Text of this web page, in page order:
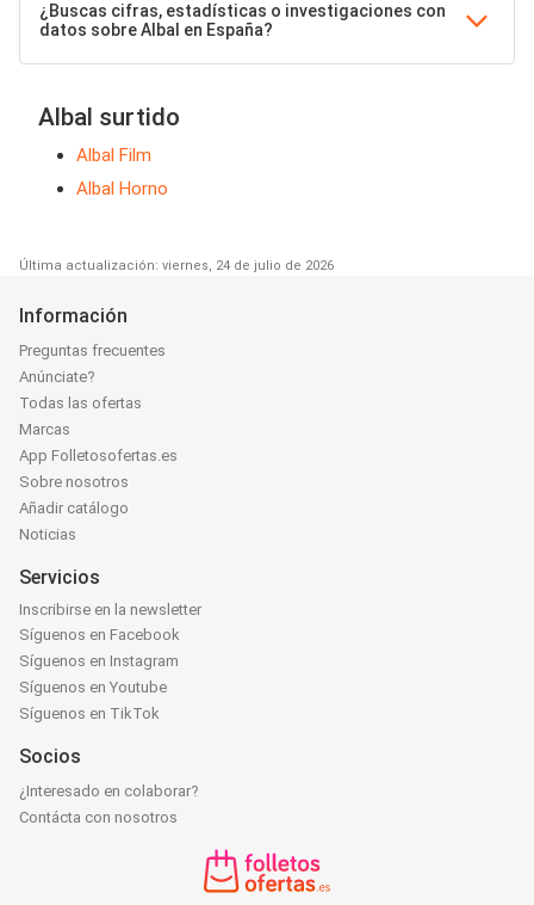
¿Buscas cifras, estadísticas o investigaciones con
datos sobre Albal en España?
Albal surtido
Albal Film
Albal Horno
Última actualización: viernes, 24 de julio de 2026
Información
Preguntas frecuentes
Anúnciate?
Todas las ofertas
Marcas
App Folletosofertas.es
Sobre nosotros
Añadir catálogo
Noticias
Servicios
Inscribirse en la newsletter
Síguenos en Facebook
Síguenos en Instagram
Síguenos en Youtube
Síguenos en TikTok
Socios
¿Interesado en colaborar?
Contácta con nosotros